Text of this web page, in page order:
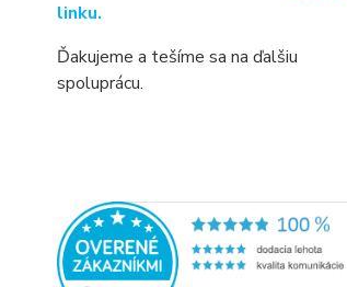
linku.
Ďakujeme a tešíme sa na ďalšiu
spoluprácu.